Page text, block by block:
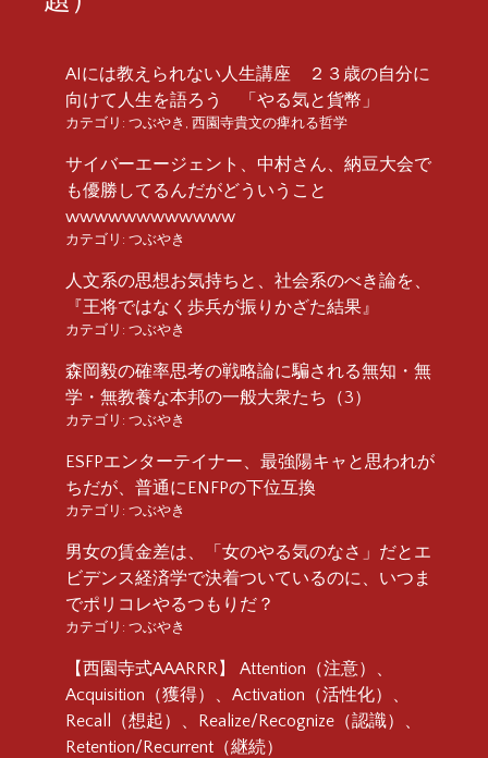
AIには教えられない人生講座 ２３歳の自分に
向けて人生を語ろう 「やる気と貨幣」
カテゴリ: つぶやき , 西園寺貴文の痺れる哲学
サイバーエージェント、中村さん、納豆大会で
も優勝してるんだがどういうこと
wwwwwwwwwwww
カテゴリ: つぶやき
人文系の思想お気持ちと、社会系のべき論を、
『王将ではなく歩兵が振りかざた結果』
カテゴリ: つぶやき
森岡毅の確率思考の戦略論に騙される無知・無
学・無教養な本邦の一般大衆たち（3）
カテゴリ: つぶやき
ESFPエンターテイナー、最強陽キャと思われが
ちだが、普通にENFPの下位互換
カテゴリ: つぶやき
男女の賃金差は、「女のやる気のなさ」だとエ
ビデンス経済学で決着ついているのに、いつま
でポリコレやるつもりだ？
カテゴリ: つぶやき
【西園寺式AAARRR】 Attention（注意）、
Acquisition（獲得）、Activation（活性化）、
Recall（想起）、Realize/Recognize（認識）、
Retention/Recurrent（継続）